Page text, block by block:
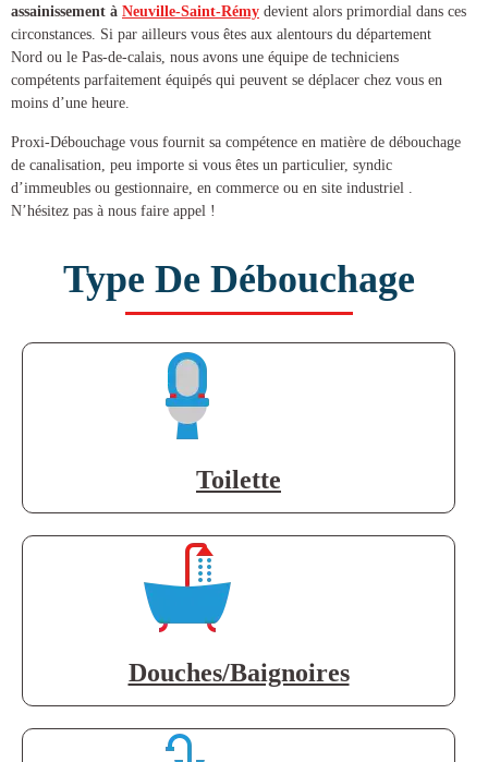
assainissement à Neuville-Saint-Rémy devient alors primordial dans ces
circonstances. Si par ailleurs vous êtes aux alentours du département
Nord ou le Pas-de-calais, nous avons une équipe de techniciens
compétents parfaitement équipés qui peuvent se déplacer chez vous en
moins d’une heure.
Proxi-Débouchage vous fournit sa compétence en matière de débouchage
de canalisation , peu importe si vous êtes un particulier, syndic
d’immeubles ou gestionnaire, en commerce ou en site industriel .
N’hésitez pas à nous faire appel !
Type De Débouchage
Toilette
Douches/Baignoires